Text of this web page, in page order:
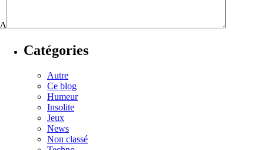
Δ
Catégories
Autre
Ce blog
Humeur
Insolite
Jeux
News
Non classé